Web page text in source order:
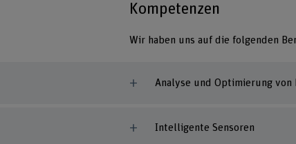
Kompetenzen
Wir haben uns auf die folgenden
Analyse und Optimierung von
Intelligente Sensoren